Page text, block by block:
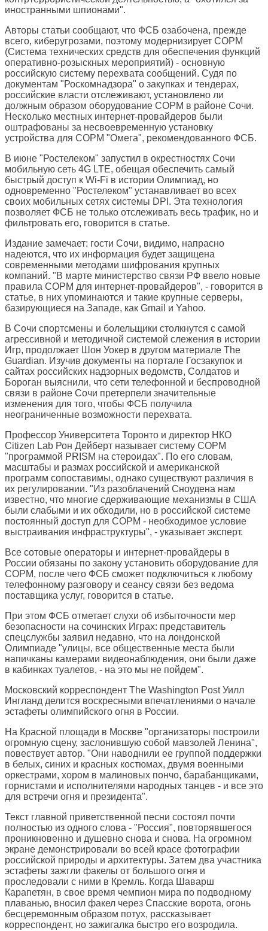
иностранными шпионами".
Авторы статьи сообщают, что ФСБ озабочена, прежде
всего, киберугрозами, поэтому модернизирует СОРМ
(Система технических средств для обеспечения функций
оперативно-розыскных мероприятий) - основную
российскую систему перехвата сообщений. Судя по
документам "Роскомнадзора" о закупках и тендерах,
российские власти отслеживают, установлено ли
должным образом оборудование СОРМ в районе Сочи.
Несколько местных интернет-провайдеров были
оштрафованы за несвоевременную установку
устройства для СОРМ "Омега", рекомендованного ФСБ.
В июне "Ростелеком" запустил в окрестностях Сочи
мобильную сеть 4G LTE, обещая обеспечить самый
быстрый доступ к Wi-Fi в истории Олимпиад, но
одновременно "Ростелеком" устанавливает во всех
своих мобильных сетях системы DPI. Эта технология
позволяет ФСБ не только отслеживать весь трафик, но и
фильтровать его, говорится в статье.
Издание замечает: гости Сочи, видимо, напрасно
надеются, что их информация будет защищена
современными методами шифрования крупных
компаний. "В марте министерство связи РФ ввело новые
правила СОРМ для интернет-провайдеров", - говорится в
статье, в них упоминаются и такие крупные серверы,
базирующиеся на Западе, как Gmail и Yahoo.
В Сочи спортсмены и болельщики столкнутся с самой
агрессивной и методичной системой слежения в истории
Игр, продолжает Шон Уокер в другом материале The
Guardian. Изучив документы на портале Госзакупок и
сайтах российских надзорных ведомств, Солдатов и
Бороган выяснили, что сети телефонной и беспроводной
связи в районе Сочи претерпели значительные
изменения для того, чтобы ФСБ получила
неограниченные возможности перехвата.
Профессор Университета Торонто и директор НКО
Citizen Lab Рон Дейберт называет систему СОРМ
"программой PRISM на стероидах". По его словам,
масштабы и размах российской и американской
программ сопоставимы, однако существуют различия в
их регулировании. "Из разоблачений Сноудена нам
известно, что многие сдерживающие механизмы в США
были слабыми и их обходили, но в российской системе
постоянный доступ для СОРМ - необходимое условие
выстраивания инфраструктуры", - указывает эксперт.
Все сотовые операторы и интернет-провайдеры в
России обязаны по закону установить оборудование для
СОРМ, после чего ФСБ сможет подключиться к любому
телефонному разговору и сеансу связи без ведома
поставщика услуг, говорится в статье.
При этом ФСБ отметает слухи об избыточности мер
безопасности на сочинских Играх: представитель
спецслужбы заявил недавно, что на лондонской
Олимпиаде "улицы, все общественные места были
напичканы камерами видеонаблюдения, они были даже
в кабинках туалетов, - на это мы не пойдем".
Московский корреспондент The Washington PostУилл
Ингланд делится воскресными впечатлениями о начале
эстафеты олимпийского огня в России.
На Красной площади в Москве "организаторы построили
огромную сцену, заслонившую собой мавзолей Ленина",
повествует автор. "Они наводнили ее группой поддержки
в белых, синих и красных костюмах, двумя военными
оркестрами, хором в малиновых пончо, барабанщиками,
горнистами и исполнителями народных танцев - и все это
для встречи огня и президента".
Текст главной приветственной песни состоял почти
полностью из одного слова - "Россия", повторявшегося
проникновенно и душевно снова и снова. На огромном
экране демонстрировали во всей красе фотографии
российской природы и архитектуры. Затем два участника
эстафеты зажгли факелы от большого огня и
проследовали с ними в Кремль. Когда Шаварш
Карапетян, в свое время чемпион мира по подводному
плаванью, вносил факел через Спасские ворота, огонь
бесцеремонным образом потух, рассказывает
корреспондент, но зажигалка быстро его возродила.